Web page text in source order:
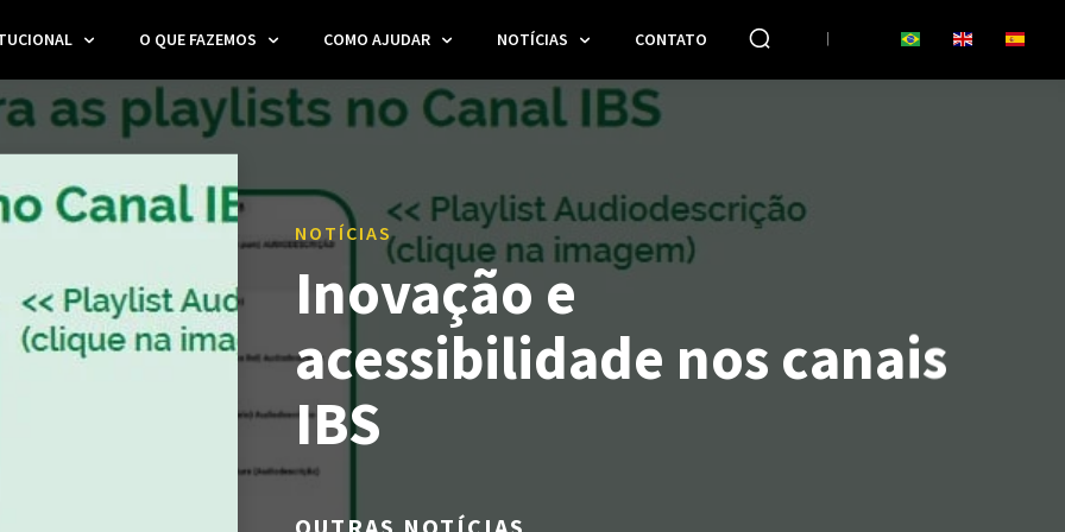
O QUE FAZEMOS COMO AJUDAR NOTÍCIAS CONTATO
NOTÍCIAS
Inovação e
acessibilidade nos canais
IBS
OUTRAS NOTÍCIAS